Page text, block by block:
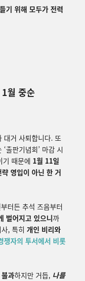
기 위해 모두가 전력
월 중순
대거 사퇴합니다. 또
‘출판기념회’ 마감 시
기 때문에 1월 11일
영입이 아닌 한 거
터든 추석 즈음부터
벌어지고 있으니까
, 특히 개인 비리와
쟁자의 투서에서 비롯
과하지만 거듭, 나를